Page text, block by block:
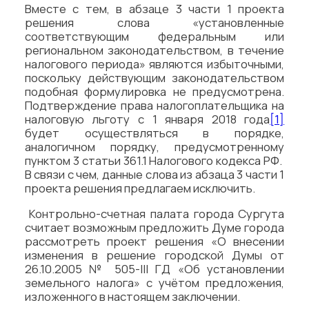
Вместе с тем, в абзаце 3 части 1 проекта
решения слова «установленные
соответствующим федеральным или
региональном законодательством, в течение
налогового периода» являются избыточными,
поскольку действующим законодательством
подобная формулировка не предусмотрена.
Подтверждение права налогоплательщика на
налоговую льготу с 1 января 2018 года[1]
будет осуществляться в порядке,
аналогичном порядку, предусмотренному
пунктом 3 статьи 361.1 Налогового кодекса РФ.
В связи с чем, данные слова из абзаца 3 части 1
проекта решения предлагаем исключить.
Контрольно-счетная палата города Сургута
считает возможным предложить Думе города
рассмотреть проект решения «О внесении
изменения в решение городской Думы от
26.10.2005 № 505-III ГД «Об установлении
земельного налога» с учётом предложения,
изложенного в настоящем заключении.